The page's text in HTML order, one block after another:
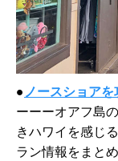
● ノースショア
ーーーオアフ島
きハワイを感じ
ラン情報をまと